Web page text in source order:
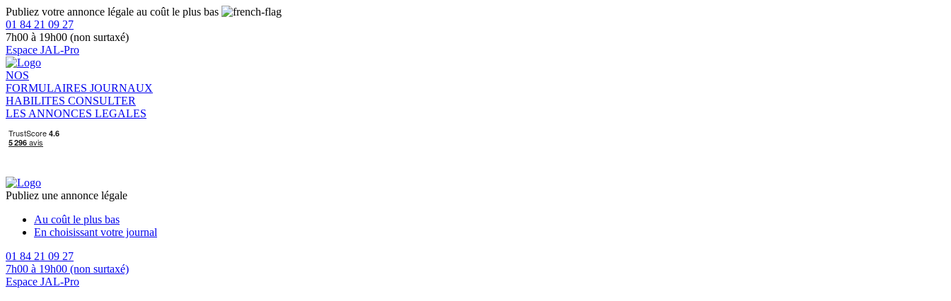
Publiez votre annonce légale au coût le plus bas
01 84 21 09 27
7h00 à 19h00 (non surtaxé)
Espace JAL-Pro
NOS
FORMULAIRES JOURNAUX
HABILITES CONSULTER
LES ANNONCES LEGALES
Publiez une annonce légale
Au coût le plus bas
En choisissant votre journal
01 84 21 09 27
7h00 à 19h00 (non surtaxé)
Espace JAL-Pro